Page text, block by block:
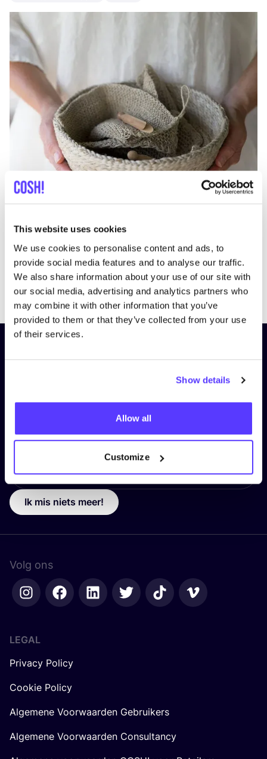
This website uses cookies
We use cookies to personalise content and ads, to
provide social media features and to analyse our traffic.
We also share information about your use of our site with
our social media, advertising and analytics partners who
may combine it with other information that you’ve
provided to them or that they’ve collected from your use
of their services.
Show details
Allow all
Customize
PreviousNext
Ik mis niets meer!
Volg ons
LEGAL
Privacy Policy
Cookie Policy
Algemene Voorwaarden Gebruikers
Algemene Voorwaarden Consultancy